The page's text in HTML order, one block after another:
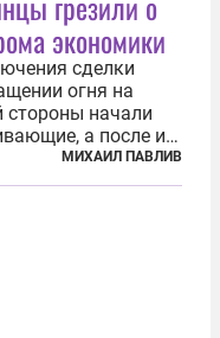
экономики
сделки
огня на
стороны начали
а после и
некий «перелом»
лиц
МИХАИЛ ПАВЛИВ